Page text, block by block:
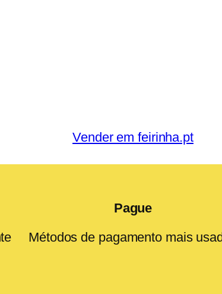
Vender em feirinha.pt
Pague
Métodos de pagamento mais